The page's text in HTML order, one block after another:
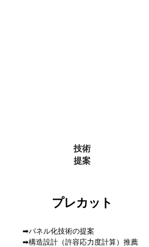
プレカット
➡パネル化技術の提案
➡構造設計（許容応力度計算）推薦
技術
提案